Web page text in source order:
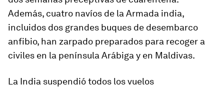
Además, cuatro navíos de la Armada india,
incluidos dos grandes buques de desembarco
anfibio, han zarpado preparados para recoger a
civiles en la península Arábiga y en Maldivas.
La India suspendió todos los vuelos